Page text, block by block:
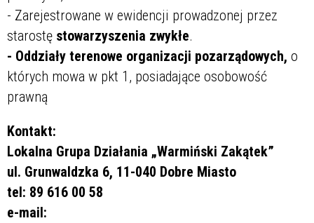
- Zarejestrowane w ewidencji prowadzonej przez
starostę stowarzyszenia zwykłe.
- Oddziały terenowe organizacji pozarządowych, o
których mowa w pkt 1, posiadające osobowość
prawną
Kontakt:
Lokalna Grupa Działania „Warmiński Zakątek”
ul. Grunwaldzka 6, 11-040 Dobre Miasto
tel: 89 616 00 58
e-mail: